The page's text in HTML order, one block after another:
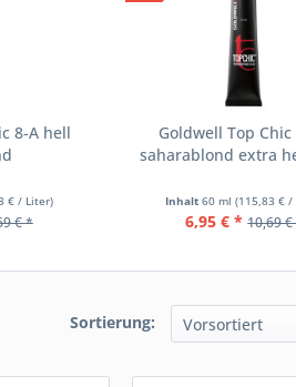
8-A hell
€ / Liter)
€ *
Goldwell Top Chic
saharablond extra
Inhalt60 ml(115,83 € /
6,95 € * 10,69
Sortierung: